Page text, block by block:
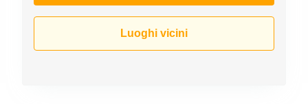
in affitto su
Luoghi vicini